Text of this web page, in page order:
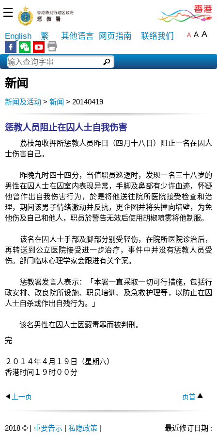
☰
English 繁 其他语言 网页指南 联络我们 A A A
新闻
新闻及活动 > 新闻 > 20140419
惩教人员阻止在囚人士自我伤害
荔枝角收押所惩教人员昨日（四月十八日）阻止一名在囚人
士伤害自己。
昨晚九时四十四分，当值职员巡逻时，发现一名三十八岁的
男性在囚人士在囚室内表现异常，手脚及鼻部有少许血迹，怀疑
他曾作出自我伤害行为，於是将他送往院所医院接受检查和治
理，期间该男子情绪激动并反抗，更企图并将头撞向墙壁，为免
他伤及自己和他人，职员於警告无效后使用胡椒喷雾将他制服。
该名在囚人士手部及脚部分别受轻伤，在院所医院诊治后，
再转送到公立医院接受进一步治疗，事件中并没有惩教人员受
伤。部门临床心理学家会跟进有关个案。
惩教署发言人表示：「本署一直采取一切可行措施，包括行
政安排、改良院所设施、职员培训、及急救护理等，以防止在囚
人士自杀或作出自残行为。」
该名男性在囚人士因藏毒罪而被判刑。
完
２０１４年４月１９日（星期六）
香港时间１９时００分
上一页 页首
2018 © | 重要告示 | 私隐政策 |
最近修订日期 :